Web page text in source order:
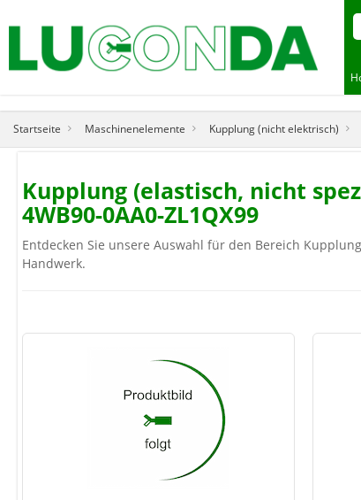
Startseite Maschinenelemente Kupplung (nicht elektrisch)
Kupplung (elastisch, nicht
4WB90-0AA0-ZL1QX99
Entdecken Sie unsere Auswahl für den Bereich
Handwerk.